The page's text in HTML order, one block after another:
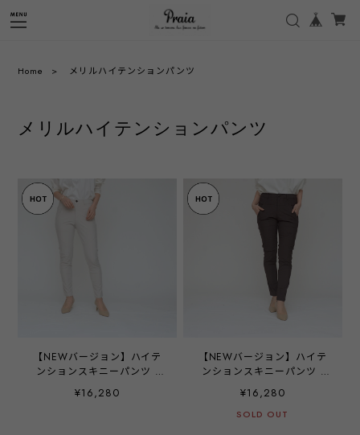
Home メリルハイテンションパンツ
メリルハイテンションパンツ
【NEWバージョン】ハイテ
ンションスキニーパンツ -
¥16,280
【NEWバージョン】ハイテ
ンションスキニーパンツ -
¥16,280
SOLD OUT